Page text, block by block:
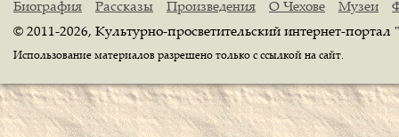
Биография Рассказы Произведения О Чехове Музеи
© 2011-2026, Культурно-просветительский интернет-
Использование материалов разрешено только с ссылкой на сайт.